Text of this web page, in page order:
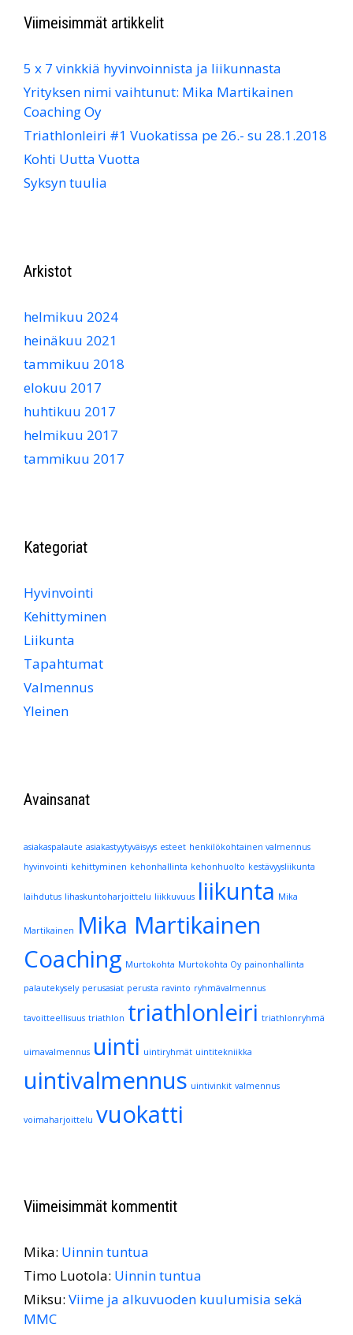
Viimeisimmät artikkelit
5 x 7 vinkkiä hyvinvoinnista ja liikunnasta
Yrityksen nimi vaihtunut: Mika Martikainen
Coaching Oy
Triathlonleiri #1 Vuokatissa pe 26.- su 28.1.2018
Kohti Uutta Vuotta
Syksyn tuulia
Arkistot
helmikuu 2024
heinäkuu 2021
tammikuu 2018
elokuu 2017
huhtikuu 2017
helmikuu 2017
tammikuu 2017
Kategoriat
Hyvinvointi
Kehittyminen
Liikunta
Tapahtumat
Valmennus
Yleinen
Avainsanat
asiakaspalaute asiakastyytyväisyys esteet henkilökohtainen valmennus
hyvinvointi kehittyminen kehonhallinta kehonhuolto kestävyysliikunta
laihdutus lihaskuntoharjoittelu liikkuvuus liikunta Mika
Martikainen Mika Martikainen
Coaching Murtokohta Murtokohta Oy painonhallinta
palautekysely perusasiat perusta ravinto ryhmävalmennus
tavoitteellisuus triathlon triathlonleiri triathlonryhmä
uimavalmennus uinti uintiryhmät uintitekniikka
uintivalmennus uintivinkit valmennus
voimaharjoittelu vuokatti
Viimeisimmät kommentit
Mika: Uinnin tuntua
Timo Luotola: Uinnin tuntua
Miksu: Viime ja alkuvuoden kuulumisia sekä
MMC